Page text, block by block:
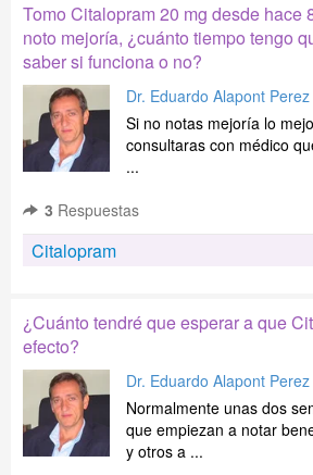
Tomo Citalopram 20 mg desde hace
noto mejoría, ¿cuánto tiempo tengo
saber si funciona o no?
Dr. Eduardo Alapont Perez
Si no notas mejoría lo
consultaras con médico
...
3 Respuestas
Citalopram
¿Cuánto tendré que esperar a que
efecto?
Dr. Eduardo Alapont Perez
Normalmente unas dos
que empiezan a notar
y otros a ...